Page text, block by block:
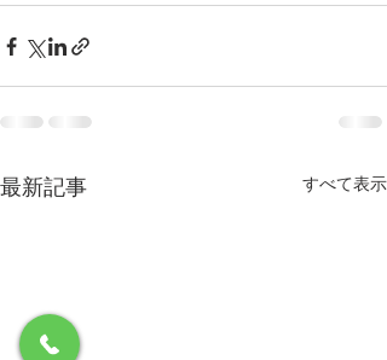
最新記事 すべて表示